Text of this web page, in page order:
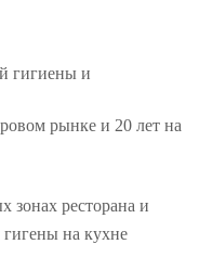
гигиены и
рынке и 20 лет на
зонах ресторана и
на кухне